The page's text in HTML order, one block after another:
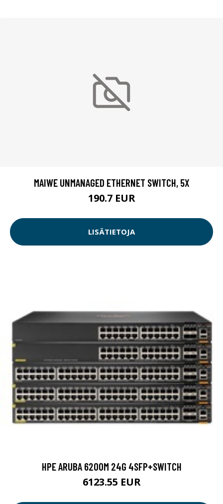
MAIWE UNMANAGED ETHERNET SWITCH, 5X
190.7 EUR
LISÄTIETOJA
HPE ARUBA 6200M 24G 4SFP+SWITCH
6123.55 EUR